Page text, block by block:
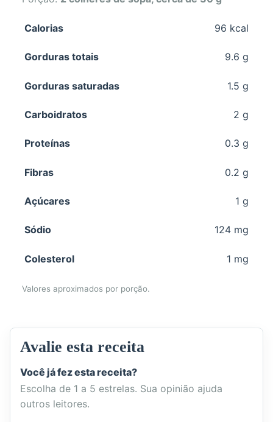
Calorias 96 kcal
Gorduras totais 9.6 g
Gorduras saturadas 1.5 g
Carboidratos 2 g
Proteínas 0.3 g
Fibras 0.2 g
Açúcares 1 g
Sódio 124 mg
Colesterol 1 mg
Valores aproximados por porção.
Avalie esta receita
Você já fez esta receita?
Escolha de 1 a 5 estrelas. Sua opinião ajuda
outros leitores.